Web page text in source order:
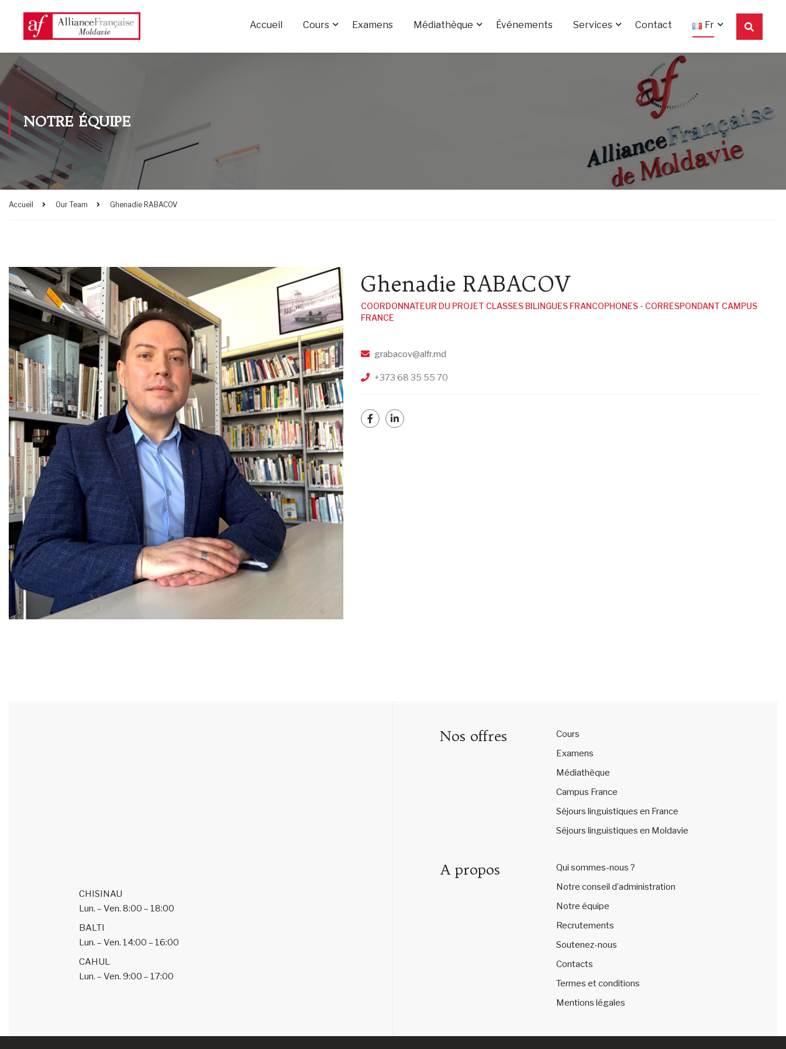
Accueil Cours Examens Médiathèque Événements Services Contact Fr
NOTRE ÉQUIPE
Accueil Our Team Ghenadie RABACOV
Ghenadie RABACOV
COORDONNATEUR DU PROJET CLASSES BILINGUES FRANCOPHONES - CORRESPONDANT CAMPUS
FRANCE
grabacov@alfr.md
+373 68 35 55 70
CHISINAU
Lun. – Ven. 8:00 – 18:00
BALTI
Lun. – Ven. 14:00 – 16:00
CAHUL
Lun. – Ven. 9:00 – 17:00
Nos offres
Cours
Examens
Médiathèque
Campus France
Séjours linguistiques en France
Séjours linguistiques en Moldavie
A propos
Qui sommes-nous ?
Notre conseil d’administration
Notre équipe
Recrutements
Soutenez-nous
Contacts
Termes et conditions
Mentions légales